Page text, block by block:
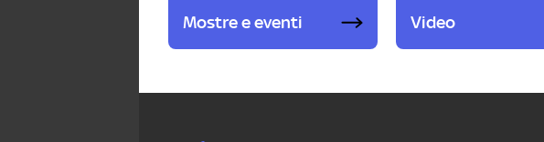
Mostre e eventi Video